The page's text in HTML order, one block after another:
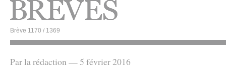
Brève 1170 / 1369
Par la rédaction — 5 février 2016